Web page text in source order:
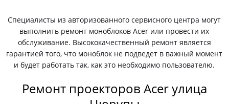
Специалисты из авторизованного сервисного центра могут
выполнить ремонт моноблоков Acer или провести их
обслуживание. Высококачественный ремонт является
гарантией того, что моноблок не подведет в важный момент
и будет работать так, как это необходимо пользователю.
Ремонт проекторов Acer улица